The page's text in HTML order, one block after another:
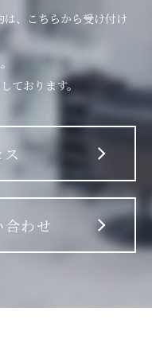
、こちらから受け付け
ております。
わせ